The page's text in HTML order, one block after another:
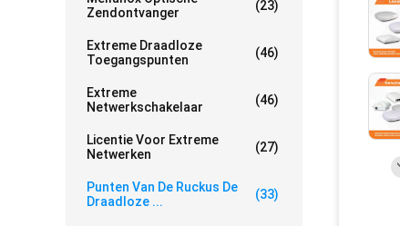
Zendontvanger
(23)
Extreme Draadloze
Toegangspunten
(46)
Extreme
Netwerkschakelaar
(46)
Licentie Voor Extreme
Netwerken
(27)
Punten Van De Ruckus De
Draadloze ...
(33)